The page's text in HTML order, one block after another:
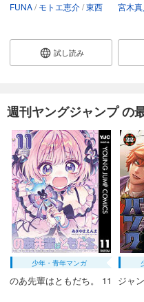
あらすじを表示する
あらすじを表示する
BUNGO―ブン
679円 (税込)
あらすじを表示する
BUNGO―ブン
FUNA モトエ恵介 東西
試し読み
宮木真
週刊ヤングジャンプ の
少年・青年マンガ
のあ先輩はともだち。 11 ジャ